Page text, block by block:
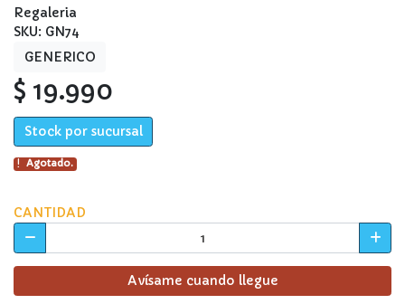
Regaleria
SKU: GN74
GENERICO
$ 19.990
Stock por sucursal
Agotado.
CANTIDAD
Avísame cuando llegue